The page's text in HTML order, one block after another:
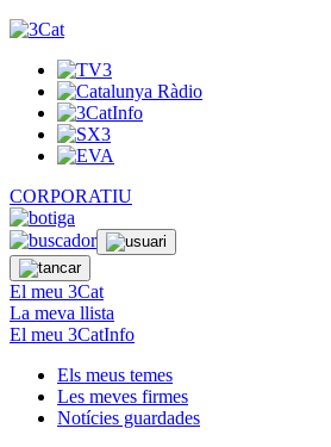
CORPORATIU
El meu 3Cat
La meva llista
El meu 3CatInfo
Els meus temes
Les meves firmes
Notícies guardades